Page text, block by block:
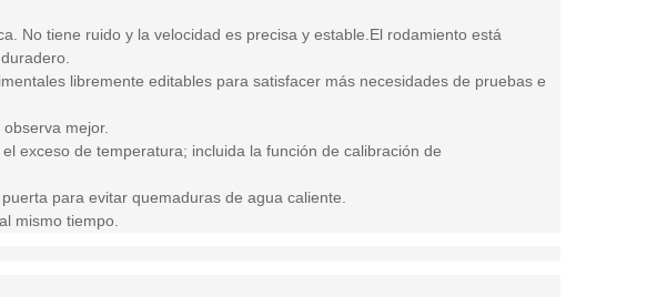
No tiene ruido y la velocidad es precisa y estable.El rodamiento está
libremente editables para satisfacer más necesidades de pruebas e
mejor.
exceso de temperatura; incluida la función de calibración de
para evitar quemaduras de agua caliente.
mismo tiempo.